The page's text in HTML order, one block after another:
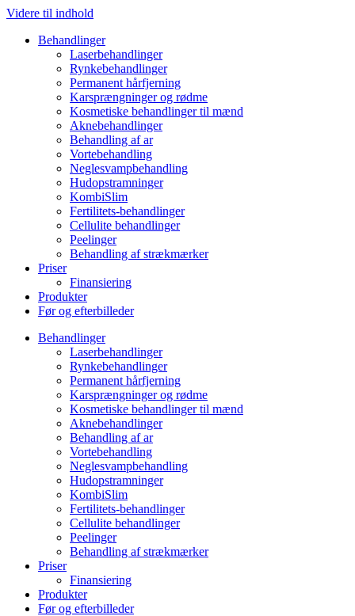
Videre til indhold
Behandlinger
Laserbehandlinger
Rynkebehandlinger
Permanent hårfjerning
Karsprængninger og rødme
Kosmetiske behandlinger til mænd
Aknebehandlinger
Behandling af ar
Vortebehandling
Neglesvampbehandling
Hudopstramninger
KombiSlim
Fertilitets-behandlinger
Cellulite behandlinger
Peelinger
Behandling af strækmærker
Priser
Finansiering
Produkter
Før og efterbilleder
Behandlinger
Laserbehandlinger
Rynkebehandlinger
Permanent hårfjerning
Karsprængninger og rødme
Kosmetiske behandlinger til mænd
Aknebehandlinger
Behandling af ar
Vortebehandling
Neglesvampbehandling
Hudopstramninger
KombiSlim
Fertilitets-behandlinger
Cellulite behandlinger
Peelinger
Behandling af strækmærker
Priser
Finansiering
Produkter
Før og efterbilleder